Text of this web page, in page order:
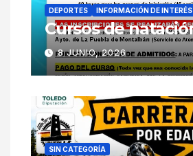
DEPORTES INFORMACIÓN DE INTERÉS
Cursos de
8 JUNIO, 2026
SIN CATEGORÍA